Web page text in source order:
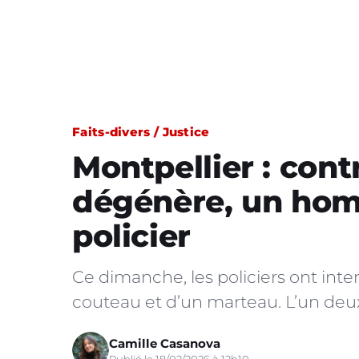
Faits-divers / Justice
Montpellier :
dégénère, un
policier
Ce dimanche, les policiers ont
couteau et d’un marteau. L’un
Camille Casanova